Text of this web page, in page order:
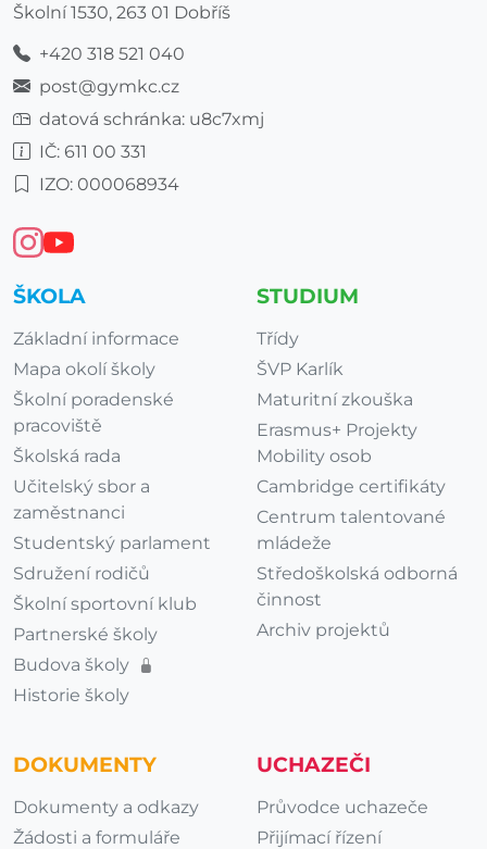
Školní 1530, 263 01 Dobříš
+420 318 521 040
post@gymkc.cz
datová schránka: u8c7xmj
IČ: 611 00 331
IZO: 000068934
ŠKOLA
Základní informace
Mapa okolí školy
Školní poradenské
pracoviště
Školská rada
Učitelský sbor a
zaměstnanci
Studentský parlament
Sdružení rodičů
Školní sportovní klub
Partnerské školy
Budova školy
Historie školy
STUDIUM
Třídy
ŠVP Karlík
Maturitní zkouška
Erasmus+ Projekty
Mobility osob
Cambridge certifikáty
Centrum talentované
mládeže
Středoškolská odborná
činnost
Archiv projektů
DOKUMENTY
Dokumenty a odkazy
Žádosti a formuláře
UCHAZEČI
Průvodce uchazeče
Přijímací řízení